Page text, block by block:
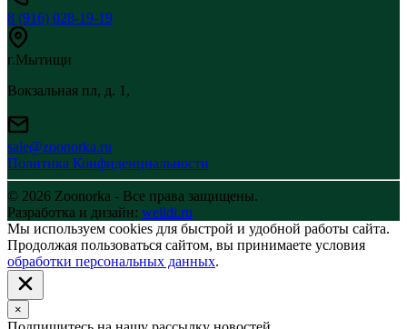
8 (916) 028-19-19
г.Мытищи
Вокзальная пл, д. 1,
sale@zoonorka.ru
Политика Конфиденциальности
© 2026 Zoonorka - Все права защищены.
Разработка и дизайн: welldi.ru
Мы используем cookies для быстрой и удобной работы сайта.
Продолжая пользоваться сайтом, вы принимаете условия
обработки персональных данных.
×